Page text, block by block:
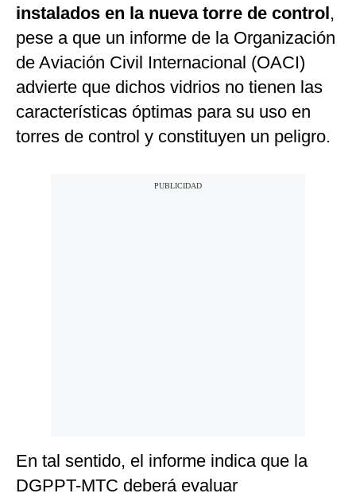
instalados en la nueva torre de control,
pese a que un informe de la Organización
de Aviación Civil Internacional (OACI)
advierte que dichos vidrios no tienen las
características óptimas para su uso en
torres de control y constituyen un peligro.
En tal sentido, el informe indica que la
DGPPT-MTC deberá evaluar